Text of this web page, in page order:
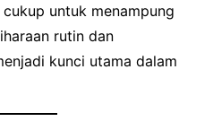
untuk menampung
rutin dan
kunci utama dalam